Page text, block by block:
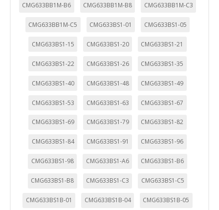
CMG633BB1M-B6 CMG633BB1M-B8 CMG633BB1M-C3
CMG633BB1M-C5 CMG633BS1-01 CMG633BS1-05
CMG633BS1-15 CMG633BS1-20 CMG633BS1-21
CMG633BS1-22 CMG633BS1-26 CMG633BS1-35
CMG633BS1-40 CMG633BS1-48 CMG633BS1-49
CMG633BS1-53 CMG633BS1-63 CMG633BS1-67
CMG633BS1-69 CMG633BS1-79 CMG633BS1-82
CMG633BS1-84 CMG633BS1-91 CMG633BS1-96
CMG633BS1-98 CMG633BS1-A6 CMG633BS1-B6
CMG633BS1-B8 CMG633BS1-C3 CMG633BS1-C5
CMG633BS1B-01 CMG633BS1B-04 CMG633BS1B-05